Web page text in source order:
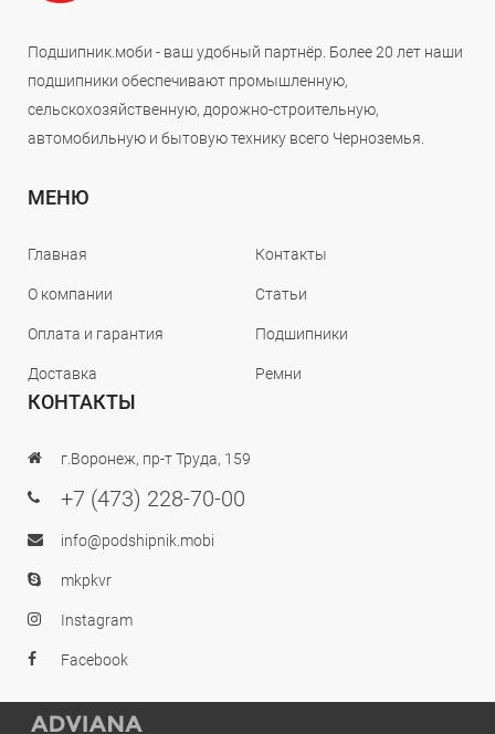
Подшипник.моби - ваш удобный партнёр. Более 20 лет наши
подшипники обеспечивают промышленную,
сельскохозяйственную, дорожно-строительную,
автомобильную и бытовую технику всего Черноземья.
МЕНЮ
Главная
О компании
Оплата и гарантия
Доставка
Контакты
Статьи
Подшипники
Ремни
КОНТАКТЫ
г.Воронеж, пр-т Труда, 159
+7 (473) 228-70-00
info@podshipnik.mobi
mkpkvr
Instagram
Facebook